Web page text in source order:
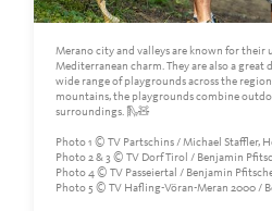
Merano city and valleys are known for their
Mediterranean charm. They are also a
wide range of playgrounds across the
mountains, the playgrounds combine
surroundings. 🛝🧸
Photo 1 © TV Partschins / Michael Staffler,
Photo 2 & 3 © TV Dorf Tirol / Benjamin
Photo 4 © TV Passeiertal / Benjamin
Photo 5 © TV Hafling-Vöran-Meran 2000 /